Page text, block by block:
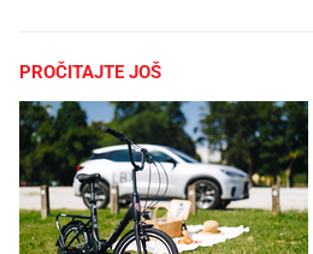
PROČITAJTE JOŠ